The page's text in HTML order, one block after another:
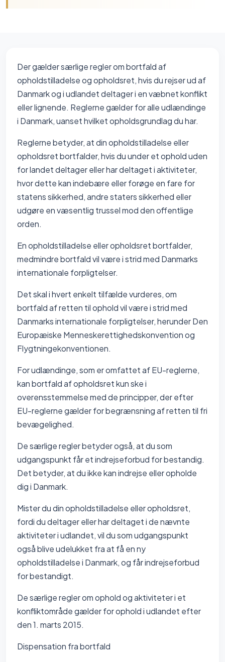
Der gælder særlige regler om bortfald af
opholdstilladelse og opholdsret, hvis du rejser ud af
Danmark og i udlandet deltager i en væbnet konflikt
eller lignende. Reglerne gælder for alle udlændinge
i Danmark, uanset hvilket opholdsgrundlag du har.
Reglerne betyder, at din opholdstilladelse eller
opholdsret bortfalder, hvis du under et ophold uden
for landet deltager eller har deltaget i aktiviteter,
hvor dette kan indebære eller forøge en fare for
statens sikkerhed, andre staters sikkerhed eller
udgøre en væsentlig trussel mod den offentlige
orden.
En opholdstilladelse eller opholdsret bortfalder,
medmindre bortfald vil være i strid med Danmarks
internationale forpligtelser.
Det skal i hvert enkelt tilfælde vurderes, om
bortfald af retten til ophold vil være i strid med
Danmarks internationale forpligtelser, herunder Den
Europæiske Menneskerettighedskonvention og
Flygtningekonventionen.
For udlændinge, som er omfattet af EU-reglerne,
kan bortfald af opholdsret kun ske i
overensstemmelse med de principper, der efter
EU-reglerne gælder for begrænsning af retten til fri
bevægelighed.
De særlige regler betyder også, at du som
udgangspunkt får et indrejseforbud for bestandig.
Det betyder, at du ikke kan indrejse eller opholde
dig i Danmark.
Mister du din opholdstilladelse eller opholdsret,
fordi du deltager eller har deltaget i de nævnte
aktiviteter i udlandet, vil du som udgangspunkt
også blive udelukket fra at få en ny
opholdstilladelse i Danmark, og får indrejseforbud
for bestandigt.
De særlige regler om ophold og aktiviteter i et
konfliktområde gælder for ophold i udlandet efter
den 1. marts 2015.
Dispensation fra bortfald